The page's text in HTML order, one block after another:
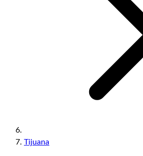
Tijuana